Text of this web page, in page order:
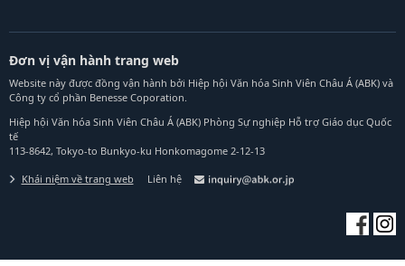
Đơn vị vận hành trang web
Website này được đồng vận hành bởi Hiệp hội Văn hóa Sinh Viên Châu Á (ABK) và
Công ty cổ phần Benesse Coporation.
Hiệp hội Văn hóa Sinh Viên Châu Á (ABK) Phòng Sự nghiệp Hỗ trợ Giáo dục Quốc
tế
113-8642, Tokyo-to Bunkyo-ku Honkomagome 2-12-13
Khái niệm về trang web Liên hệ